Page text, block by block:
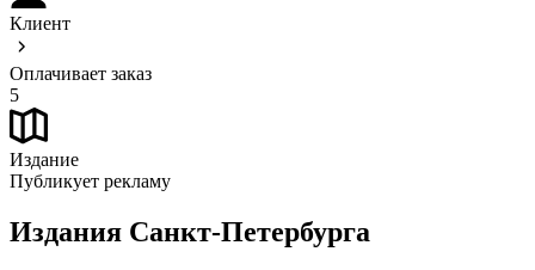
Клиент
Оплачивает заказ
5
Издание
Публикует рекламу
Издания Санкт-Петербурга